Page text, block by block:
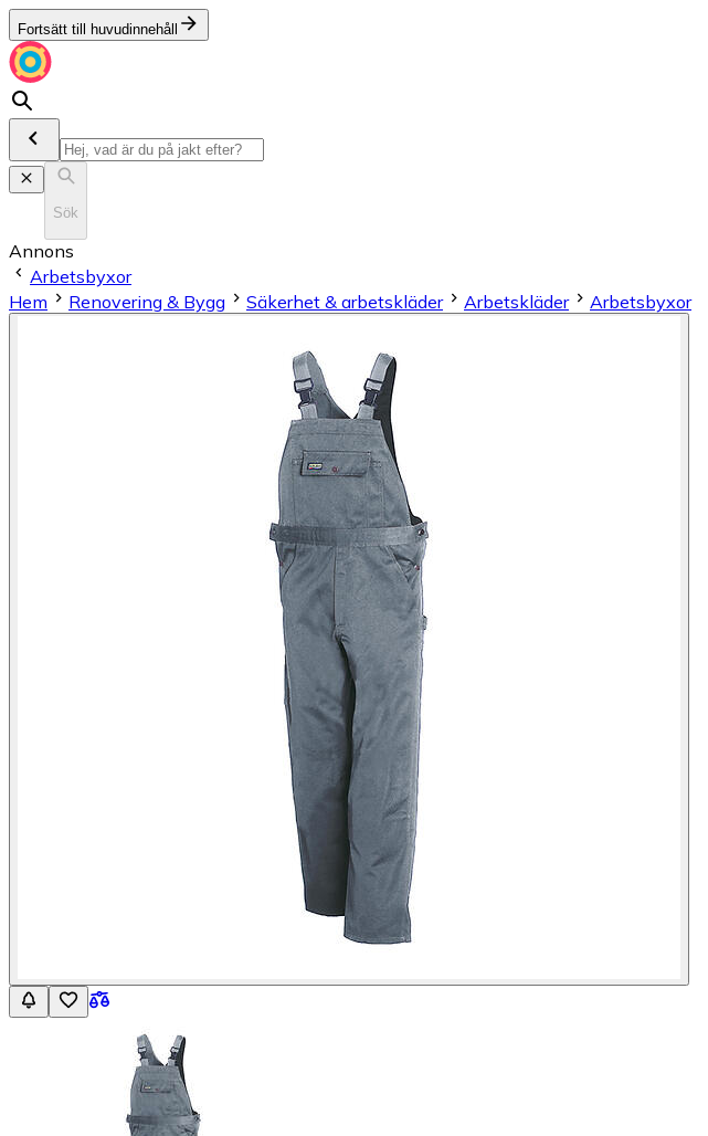
Fortsätt till huvudinnehåll
Sök
Annons
Arbetsbyxor
Hem
Renovering & Bygg Säkerhet & arbetskläder Arbetskläder Arbetsbyxor